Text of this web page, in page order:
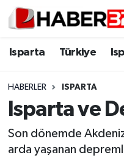
Isparta Türkiye
HABERLER ISPARTA
Isparta ve
Son dönemde
arda yaşanan
Isparta
Esnaf Diyor ki;
ASAYİŞ
Isparta Nöbetçi
Isparta Trafik
Süper Lig Puan